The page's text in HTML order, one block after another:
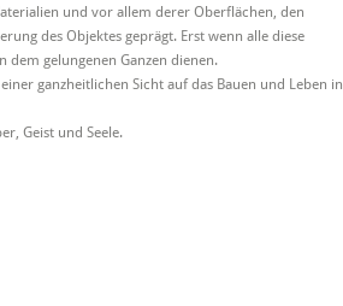
und vor allem derer Oberflächen, den
des Objektes geprägt. Erst wenn alle diese
gelungenen Ganzen dienen.
ganzheitlichen Sicht auf das Bauen und Leben in
Geist und Seele.